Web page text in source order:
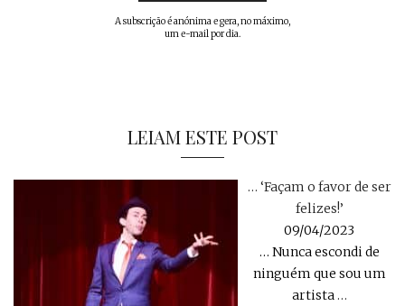
A subscrição é anónima e gera, no máximo,
um e-mail por dia.
LEIAM ESTE POST
… ‘Façam o favor de ser
felizes!’
09/04/2023
… Nunca escondi de
ninguém que sou um
artista …